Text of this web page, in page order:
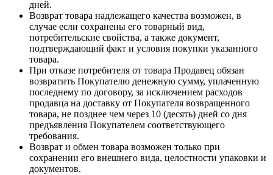
дней.
Возврат товара надлежащего качества возможен, в
случае если сохранены его товарный вид,
потребительские свойства, а также документ,
подтверждающий факт и условия покупки указанного
товара.
При отказе потребителя от товара Продавец обязан
возвратить Покупателю денежную сумму, уплаченную
последнему по договору, за исключением расходов
продавца на доставку от Покупателя возвращенного
товара, не позднее чем через 10 (десять) дней со дня
предъявления Покупателем соответствующего
требования.
Возврат и обмен товара возможен только при
сохранении его внешнего вида, целостности упаковки и
документов.